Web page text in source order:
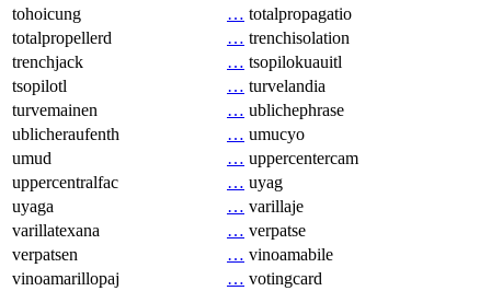
tohoicung
… totalpropagatio
totalpropellerd
… trenchisolation
trenchjack
… tsopilokuauitl
tsopilotl
… turvelandia
turvemainen
… ublichephrase
ublicheraufenth
… umucyo
umud
… uppercentercam
uppercentralfac
… uyag
uyaga
… varillaje
varillatexana
… verpatse
verpatsen
… vinoamabile
vinoamarillopaj
… votingcard